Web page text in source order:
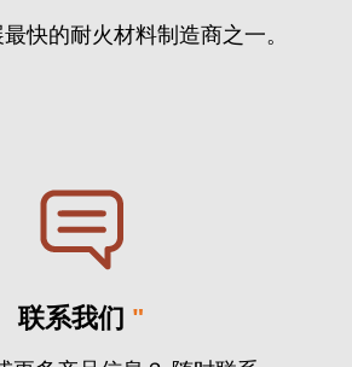
快的耐火材料制造商之一。
联系我们 "